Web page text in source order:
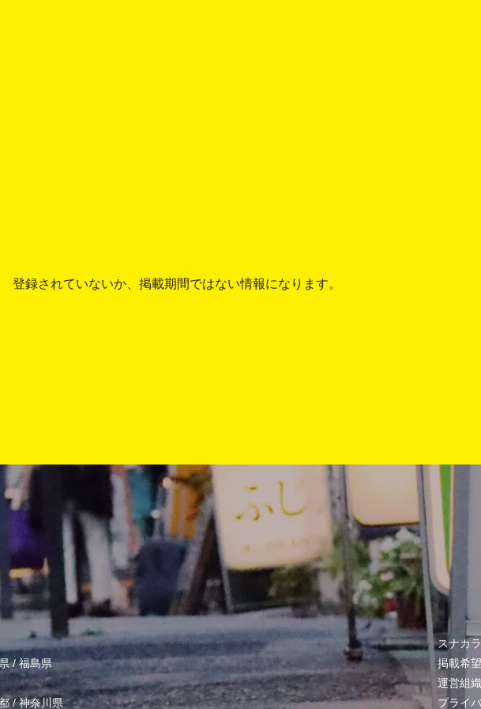
登録されていないか、掲載期間ではない情報になります。
/福島県
/神奈川県
スナカ
掲載希
運営組織
プライ